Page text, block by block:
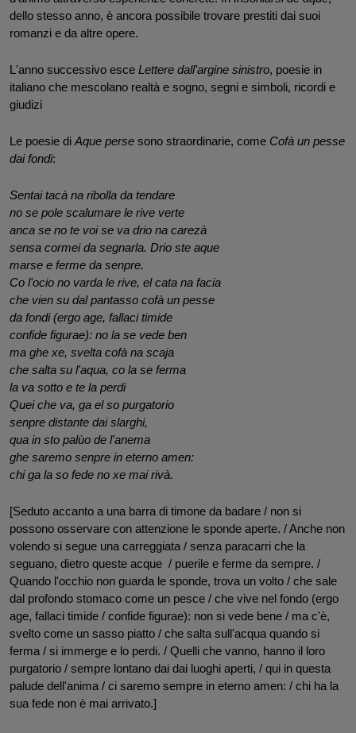
dello stesso anno, è ancora possibile trovare prestiti dai suoi
romanzi e da altre opere.
L'anno successivo esce Lettere dall'argine sinistro, poesie in
italiano che mescolano realtà e sogno, segni e simboli, ricordi e
giudizi
Le poesie di Aque perse sono straordinarie, come Cofà un pesse
dai fondi:
Sentai tacà na ribolla da tendare
no se pole scalumare le rive verte
anca se no te voi se va drio na carezà
sensa cormei da segnarla. Drio ste aque
marse e ferme da senpre.
Co l'ocio no varda le rive, el cata na facia
che vien su dal pantasso cofà un pesse
da fondi (ergo age, fallaci timide
confide figurae): no la se vede ben
ma ghe xe, svelta cofà na scaja
che salta su l'aqua, co la se ferma
la va sotto e te la perdi
Quei che va, ga el so purgatorio
senpre distante dai slarghi,
qua in sto palùo de l'anema
ghe saremo senpre in eterno amen:
chi ga la so fede no xe mai rivà.
[Seduto accanto a una barra di timone da badare / non si
possono osservare con attenzione le sponde aperte. / Anche non
volendo si segue una carreggiata / senza paracarri che la
seguano, dietro queste acque  / puerile e ferme da sempre. /
Quando l'occhio non guarda le sponde, trova un volto / che sale
dal profondo stomaco come un pesce / che vive nel fondo (ergo
age, fallaci timide / confide figurae): non si vede bene / ma c'è,
svelto come un sasso piatto / che salta sull'acqua quando si
ferma / si immerge e lo perdi. / Quelli che vanno, hanno il loro
purgatorio / sempre lontano dai dai luoghi aperti, / qui in questa
palude dell'anima / ci saremo sempre in eterno amen: / chi ha la
sua fede non è mai arrivato.]